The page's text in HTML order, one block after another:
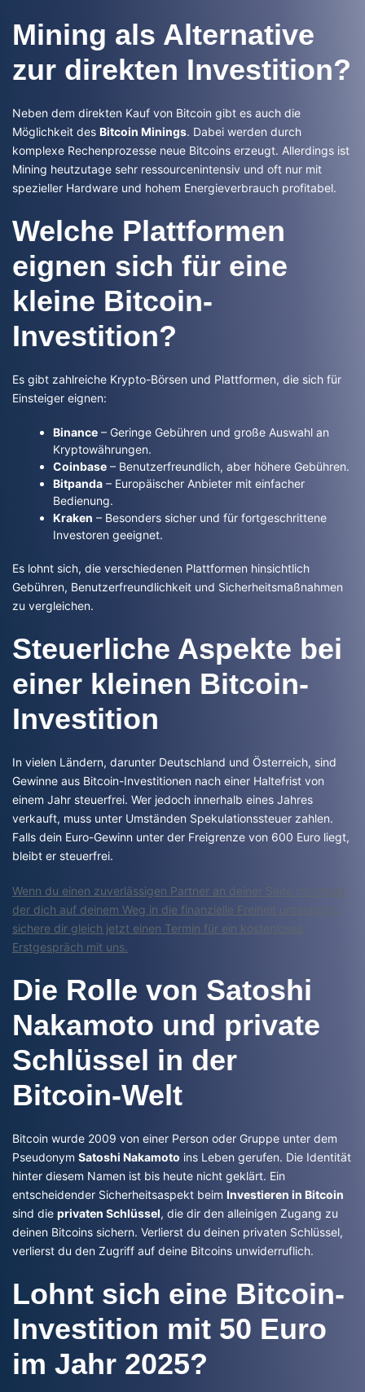
Mining als Alternative
zur direkten Investition?
Neben dem direkten Kauf von Bitcoin gibt es auch die
Möglichkeit des Bitcoin Minings. Dabei werden durch
komplexe Rechenprozesse neue Bitcoins erzeugt. Allerdings ist
Mining heutzutage sehr ressourcenintensiv und oft nur mit
spezieller Hardware und hohem Energieverbrauch profitabel.
Welche Plattformen
eignen sich für eine
kleine Bitcoin-
Investition?
Es gibt zahlreiche Krypto-Börsen und Plattformen, die sich für
Einsteiger eignen:
Binance – Geringe Gebühren und große Auswahl an
Kryptowährungen.
Coinbase – Benutzerfreundlich, aber höhere Gebühren.
Bitpanda – Europäischer Anbieter mit einfacher
Bedienung.
Kraken – Besonders sicher und für fortgeschrittene
Investoren geeignet.
Es lohnt sich, die verschiedenen Plattformen hinsichtlich
Gebühren, Benutzerfreundlichkeit und Sicherheitsmaßnahmen
zu vergleichen.
Steuerliche Aspekte bei
einer kleinen Bitcoin-
Investition
In vielen Ländern, darunter Deutschland und Österreich, sind
Gewinne aus Bitcoin-Investitionen nach einer Haltefrist von
einem Jahr steuerfrei. Wer jedoch innerhalb eines Jahres
verkauft, muss unter Umständen Spekulationssteuer zahlen.
Falls dein Euro-Gewinn unter der Freigrenze von 600 Euro liegt,
bleibt er steuerfrei.
Wenn du einen zuverlässigen Partner an deiner Seite möchtest,
der dich auf deinem Weg in die finanzielle Freiheit unterstützt,
sichere dir gleich jetzt einen Termin für ein kostenloses
Erstgespräch mit uns.
Die Rolle von Satoshi
Nakamoto und private
Schlüssel in der
Bitcoin-Welt
Bitcoin wurde 2009 von einer Person oder Gruppe unter dem
Pseudonym Satoshi Nakamoto ins Leben gerufen. Die Identität
hinter diesem Namen ist bis heute nicht geklärt. Ein
entscheidender Sicherheitsaspekt beim Investieren in Bitcoin
sind die privaten Schlüssel, die dir den alleinigen Zugang zu
deinen Bitcoins sichern. Verlierst du deinen privaten Schlüssel,
verlierst du den Zugriff auf deine Bitcoins unwiderruflich.
Lohnt sich eine Bitcoin-
Investition mit 50 Euro
im Jahr 2025?